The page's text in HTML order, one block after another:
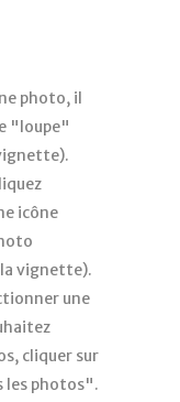
photo, il
"loupe"
icône
vignette).
une
cliquer sur
les photos".